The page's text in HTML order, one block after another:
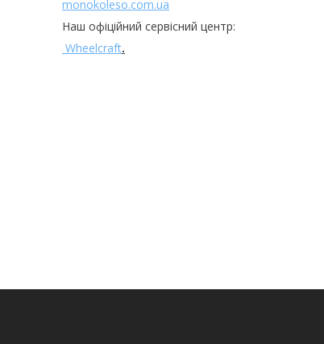
monokoleso.com.ua
Наш офіційний сервісний центр:
Wheelcraft.